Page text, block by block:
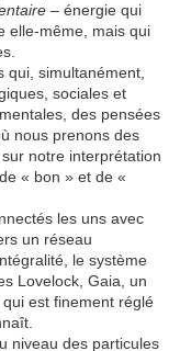
– énergie qui
elle-même, mais qui
qui, simultanément,
sociales et
des pensées
nous prenons des
notre interprétation
« bon » et de «
les uns avec
un réseau
le système
Lovelock, Gaia, un
est finement réglé
niveau des particules